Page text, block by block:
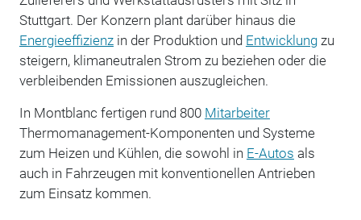
Stuttgart. Der Konzern plant darüber hinaus die
Energieeffizienzin der Produktion und Entwicklungzu
steigern, klimaneutralen Strom zu beziehen oder die
verbleibenden Emissionen auszugleichen.
In Montblanc fertigen rund 800 Mitarbeiter
Thermomanagement-Komponenten und Systeme
zum Heizen und Kühlen, die sowohl in E-Autos als
auch in Fahrzeugen mit konventionellen Antrieben
zum Einsatz kommen.